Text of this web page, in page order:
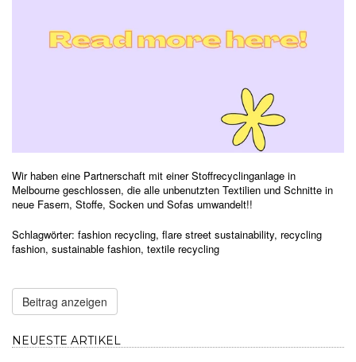
Wir haben eine Partnerschaft mit einer Stoffrecyclinganlage in
Melbourne geschlossen, die alle unbenutzten Textilien und Schnitte in
neue Fasern, Stoffe, Socken und Sofas umwandelt!!
Schlagwörter: fashion recycling, flare street sustainability, recycling
fashion, sustainable fashion, textile recycling
Beitrag anzeigen
NEUESTE ARTIKEL